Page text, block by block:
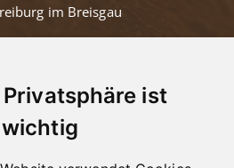
Privatsphäre ist
im Breisgau
Kontakt